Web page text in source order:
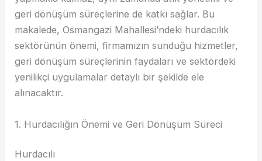
geri dönüşüm süreçlerine de katkı sağlar. Bu
makalede, Osmangazi Mahallesi’ndeki hurdacılık
sektörünün önemi, firmamızın sunduğu hizmetler,
geri dönüşüm süreçlerinin faydaları ve sektördeki
yenilikçi uygulamalar detaylı bir şekilde ele
alınacaktır.
1. Hurdacılığın Önemi ve Geri Dönüşüm Süreci
Hurdacılı